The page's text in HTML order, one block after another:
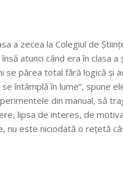
a zecea la Colegiul de
atunci când era în clasa
se părea total fără logică
întâmplă în lume”, spune
din manual, să
lipsa de interes, de
nu este niciodată o rețetă